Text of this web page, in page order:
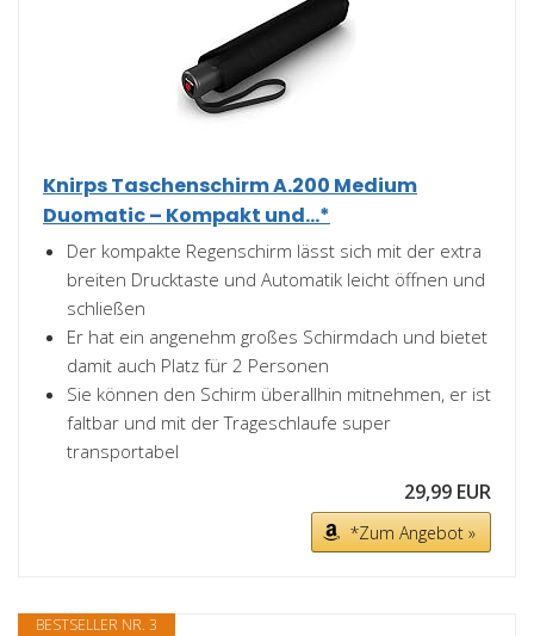
Knirps Taschenschirm A.200 Medium
Duomatic – Kompakt und...*
Der kompakte Regenschirm lässt sich mit der extra
breiten Drucktaste und Automatik leicht öffnen und
schließen
Er hat ein angenehm großes Schirmdach und bietet
damit auch Platz für 2 Personen
Sie können den Schirm überallhin mitnehmen, er ist
faltbar und mit der Trageschlaufe super
transportabel
29,99 EUR
*Zum Angebot »
BESTSELLER NR. 3